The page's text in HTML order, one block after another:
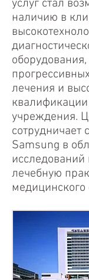
услуг стал
наличию в
лечения и
учреждения.
сотрудничает
Samsung в
лечебную
медицинского